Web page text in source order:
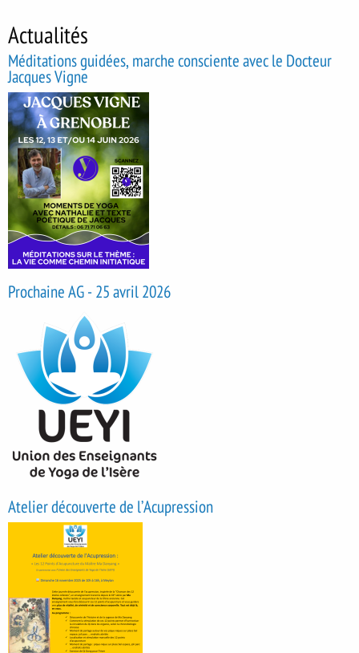
Actualités
Méditations guidées, marche consciente avec le Docteur
Jacques Vigne
Prochaine AG - 25 avril 2026
Atelier découverte de l’Acupression